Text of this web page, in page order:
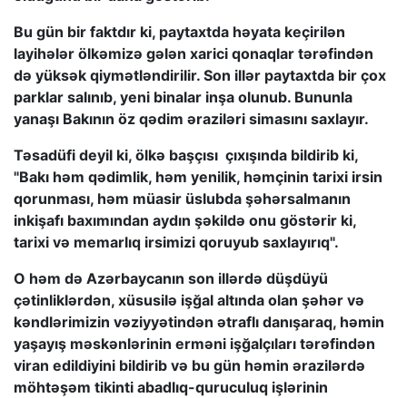
Bu gün bir faktdır ki, paytaxtda həyata keçirilən
layihələr ölkəmizə gələn xarici qonaqlar tərəfindən
də yüksək qiymətləndirilir. Son illər paytaxtda bir çox
parklar salınıb, yeni binalar inşa olunub. Bununla
yanaşı Bakının öz qədim əraziləri simasını saxlayır.
Təsadüfi deyil ki, ölkə başçısı çıxışında bildirib ki,
"Bakı həm qədimlik, həm yenilik, həmçinin tarixi irsin
qorunması, həm müasir üslubda şəhərsalmanın
inkişafı baxımından aydın şəkildə onu göstərir ki,
tarixi və memarlıq irsimizi qoruyub saxlayırıq".
O həm də Azərbaycanın son illərdə düşdüyü
çətinliklərdən, xüsusilə işğal altında olan şəhər və
kəndlərimizin vəziyyətindən ətraflı danışaraq, həmin
yaşayış məskənlərinin erməni işğalçıları tərəfindən
viran edildiyini bildirib və bu gün həmin ərazilərdə
möhtəşəm tikinti abadlıq-quruculuq işlərinin